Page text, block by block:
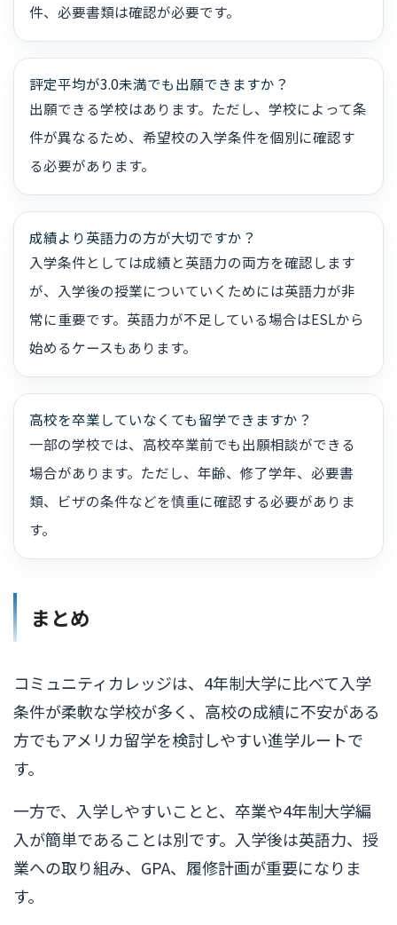
件、必要書類は確認が必要です。
評定平均が3.0未満でも出願できますか？
出願できる学校はあります。ただし、学校によって条
件が異なるため、希望校の入学条件を個別に確認す
る必要があります。
成績より英語力の方が大切ですか？
入学条件としては成績と英語力の両方を確認します
が、入学後の授業についていくためには英語力が非
常に重要です。英語力が不足している場合はESLから
始めるケースもあります。
高校を卒業していなくても留学できますか？
一部の学校では、高校卒業前でも出願相談ができる
場合があります。ただし、年齢、修了学年、必要書
類、ビザの条件などを慎重に確認する必要がありま
す。
まとめ
コミュニティカレッジは、4年制大学に比べて入学
条件が柔軟な学校が多く、高校の成績に不安がある
方でもアメリカ留学を検討しやすい進学ルートで
す。
一方で、入学しやすいことと、卒業や4年制大学編
入が簡単であることは別です。入学後は英語力、授
業への取り組み、GPA、履修計画が重要になりま
す。